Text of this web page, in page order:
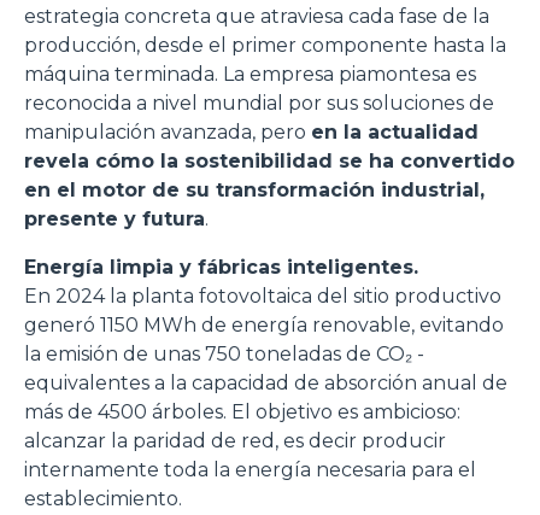
estrategia concreta que atraviesa cada fase de la
producción, desde el primer componente hasta la
máquina terminada. La empresa piamontesa es
reconocida a nivel mundial por sus soluciones de
manipulación avanzada, pero en la actualidad
revela cómo la sostenibilidad se ha convertido
en el motor de su transformación industrial,
presente y futura.
Energía limpia y fábricas inteligentes.
En 2024 la planta fotovoltaica del sitio productivo
generó 1150 MWh de energía renovable, evitando
la emisión de unas 750 toneladas de CO₂ -
equivalentes a la capacidad de absorción anual de
más de 4500 árboles. El objetivo es ambicioso:
alcanzar la paridad de red, es decir producir
internamente toda la energía necesaria para el
establecimiento.